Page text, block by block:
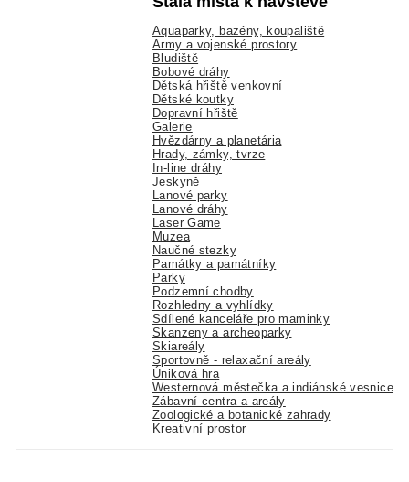
Aquaparky, bazény, koupaliště
Army a vojenské prostory
Bludiště
Bobové dráhy
Dětská hřiště venkovní
Dětské koutky
Dopravní hřiště
Galerie
Hvězdárny a planetária
Hrady, zámky, tvrze
In-line dráhy
Jeskyně
Lanové parky
Lanové dráhy
Laser Game
Muzea
Naučné stezky
Památky a památníky
Parky
Podzemní chodby
Rozhledny a vyhlídky
Sdílené kanceláře pro maminky
Skanzeny a archeoparky
Skiareály
Sportovně - relaxační areály
Úniková hra
Westernová městečka a indiánské vesnice
Zábavní centra a areály
Zoologické a botanické zahrady
Kreativní prostor